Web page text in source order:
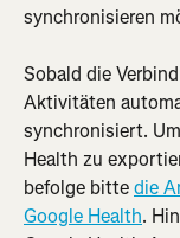
synchronisieren
Sobald die
Aktivitäten
synchronisiert.
Health zu
befolge bitte die
Google Health.